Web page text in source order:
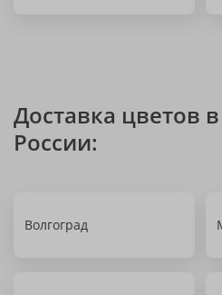
Доставка цветов
России:
Волгоград